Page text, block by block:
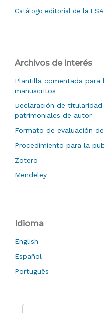
Catálogo editorial de la
Archivos de interés
Plantilla comentada para
manuscritos
Declaración de
patrimoniales de autor
Formato de evaluación
Procedimiento para la
Zotero
Mendeley
Idioma
English
Español
Português